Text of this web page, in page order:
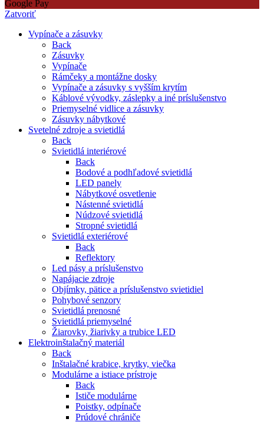
Zatvoriť
Vypínače a zásuvky
Back
Zásuvky
Vypínače
Rámčeky a montážne dosky
Vypínače a zásuvky s vyšším krytím
Káblové vývodky, záslepky a iné príslušenstvo
Priemyselné vidlice a zásuvky
Zásuvky nábytkové
Svetelné zdroje a svietidlá
Back
Svietidlá interiérové
Back
Bodové a podhľadové svietidlá
LED panely
Nábytkové osvetlenie
Nástenné svietidlá
Núdzové svietidlá
Stropné svietidlá
Svietidlá exteriérové
Back
Reflektory
Led pásy a príslušenstvo
Napájacie zdroje
Objímky, pätice a príslušenstvo svietidiel
Pohybové senzory
Svietidlá prenosné
Svietidlá priemyselné
Žiarovky, žiarivky a trubice LED
Elektroinštalačný materiál
Back
Inštalačné krabice, krytky, viečka
Modulárne a istiace prístroje
Back
Ističe modulárne
Poistky, odpínače
Prúdové chrániče